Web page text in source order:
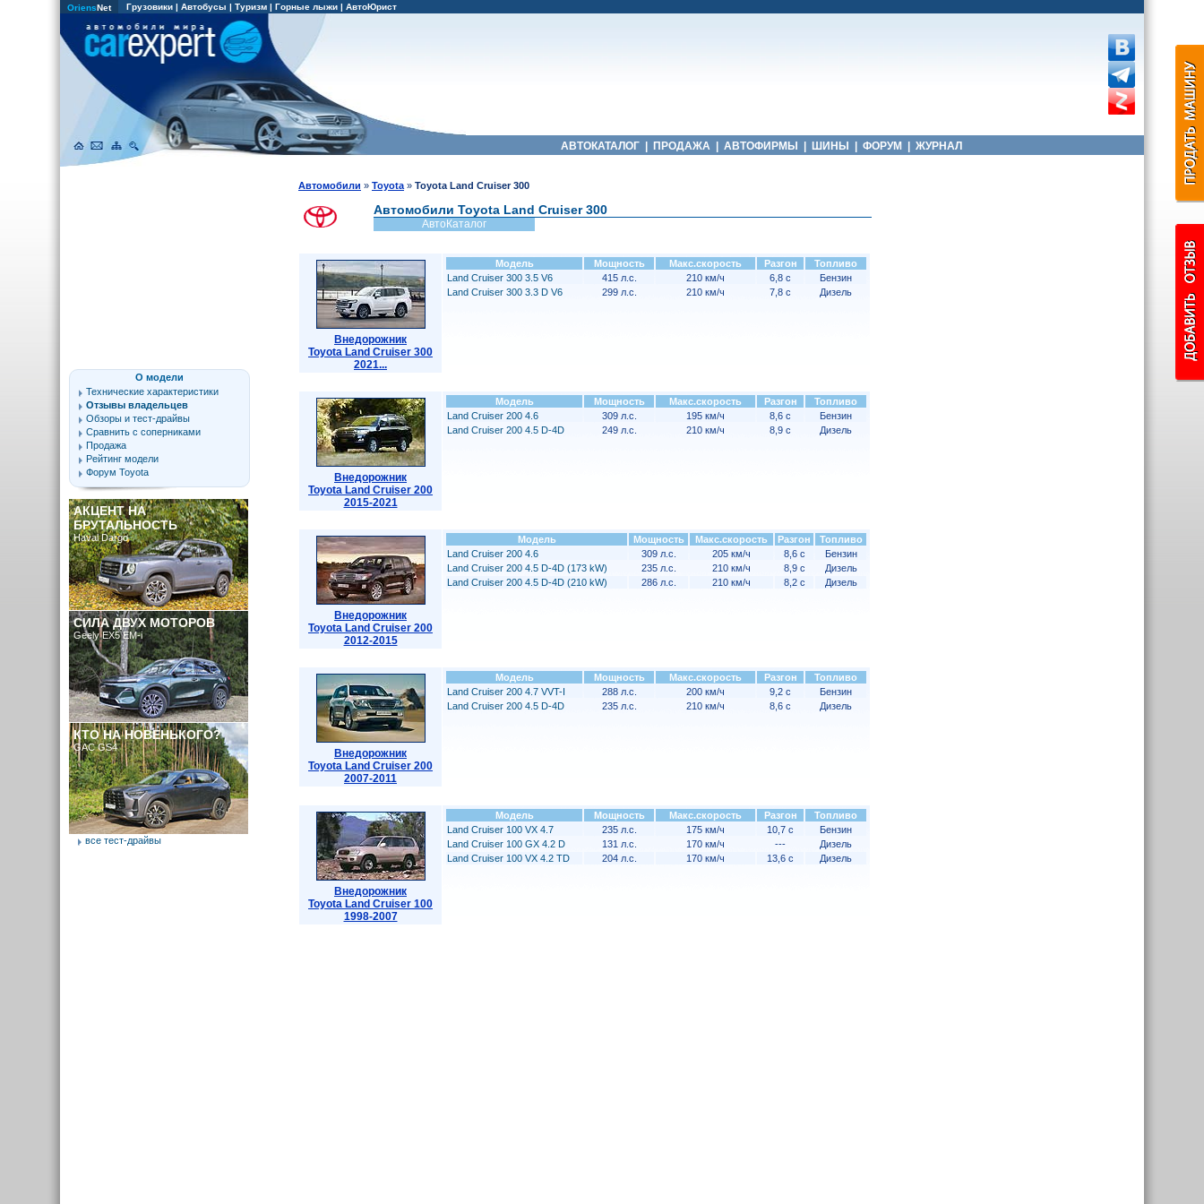
OriensNet Грузовики | Автобусы | Туризм | Горные лыжи | АвтоЮрист
АВТОКАТАЛОГ ПРОДАЖА АВТОФИРМЫ ШИНЫ ФОРУМ ЖУРНАЛ
О модели
Технические характеристики
Отзывы владельцев
Обзоры и тест-драйвы
Сравнить с соперниками
Продажа
Рейтинг модели
Форум Toyota
АКЦЕНТ НА
БРУТАЛЬНОСТЬ
Haval Dargo
СИЛА ДВУХ МОТОРОВ
Geely EX5 EM-i
КТО НА НОВЕНЬКОГО?
GAC GS4
все тест-драйвы
Автомобили » Toyota » Toyota Land Cruiser 300
Автомобили Toyota Land Cruiser 300
АвтоКаталог
Внедорожник
Toyota Land Cruiser 300
2021...
Модель Мощность Макс.скорость Разгон
Топливо
Land Cruiser 300 3.5 V6
415 л.с. 210 км/ч 6,8 с
Бензин
Land Cruiser 300 3.3 D V6
299 л.с. 210 км/ч 7,8 с Дизель
Внедорожник
Toyota Land Cruiser 200
2015-2021
Модель Мощность Макс.скорость Разгон
Топливо
Land Cruiser 200 4.6
309 л.с. 195 км/ч 8,6 с
Бензин
Land Cruiser 200 4.5 D-4D
249 л.с. 210 км/ч 8,9 с Дизель
Внедорожник
Toyota Land Cruiser 200
2012-2015
Модель Мощность Макс.скорость Разгон
Топливо
Land Cruiser 200 4.6
309 л.с. 205 км/ч 8,6 с
Бензин
Land Cruiser 200 4.5 D-4D (173 kW)
235 л.с. 210 км/ч 8,9 с
Дизель
Land Cruiser 200 4.5 D-4D (210 kW)
286 л.с. 210 км/ч 8,2 с Дизель
Внедорожник
Toyota Land Cruiser 200
2007-2011
Модель Мощность Макс.скорость Разгон
Топливо
Land Cruiser 200 4.7 VVT-I
288 л.с. 200 км/ч 9,2 с
Бензин
Land Cruiser 200 4.5 D-4D
235 л.с. 210 км/ч 8,6 с Дизель
Внедорожник
Toyota Land Cruiser 100
1998-2007
Модель Мощность Макс.скорость Разгон
Топливо
Land Cruiser 100 VX 4.7
235 л.с. 175 км/ч 10,7 с
Бензин
Land Cruiser 100 GX 4.2 D
131 л.с. 170 км/ч ---
Дизель
Land Cruiser 100 VX 4.2 TD
204 л.с. 170 км/ч 13,6 с Дизель